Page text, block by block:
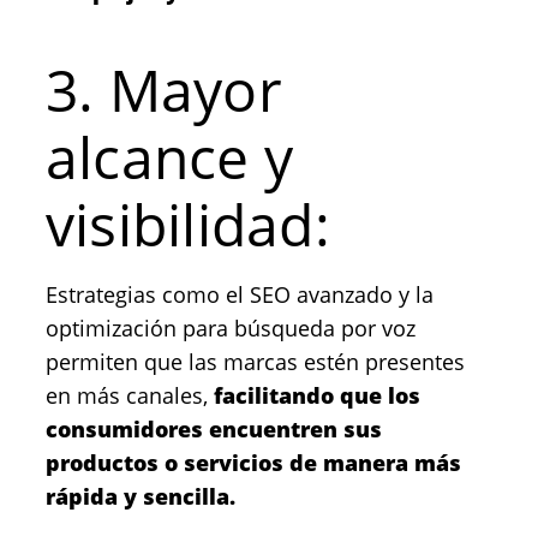
3. Mayor
alcance y
visibilidad:
Estrategias como el SEO avanzado y la
optimización para búsqueda por voz
permiten que las marcas estén presentes
en más canales, facilitando que los
consumidores encuentren sus
productos o servicios de manera más
rápida y sencilla.